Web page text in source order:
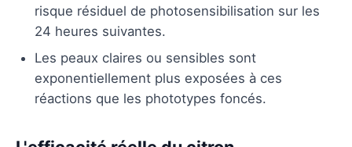
risque résiduel de photosensibilisation sur les
24 heures suivantes.
Les peaux claires ou sensibles sont
exponentiellement plus exposées à ces
réactions que les phototypes foncés.